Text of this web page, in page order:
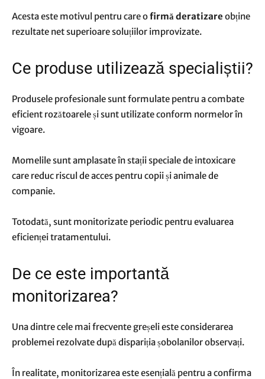
Acesta este motivul pentru care ofirmă deratizare obține
rezultate net superioare soluțiilor improvizate.
Ce produse utilizează specialiștii?
Produsele profesionale sunt formulate pentru a combate
eficient rozătoarele și sunt utilizate conform normelor în
vigoare.
Momelile sunt amplasate în stații speciale de intoxicare
care reduc riscul de acces pentru copii și animale de
companie.
Totodată, sunt monitorizate periodic pentru evaluarea
eficienței tratamentului.
De ce este importantă
monitorizarea?
Una dintre cele mai frecvente greșeli este considerarea
problemei rezolvate după dispariția șobolanilor observați.
În realitate, monitorizarea este esențială pentru a confirma